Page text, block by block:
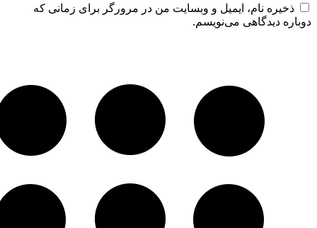
ذخیره نام، ایمیل و وبسایت من در مرورگر برای زمانی که
دوباره دیدگاهی می‌نویسم.